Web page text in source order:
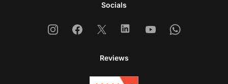
Socials
InstagramFacebook
X LinkedinYoutubeWhatsapp
Reviews